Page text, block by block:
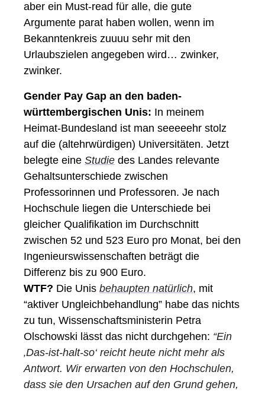
aber ein Must-read für alle, die gute
Argumente parat haben wollen, wenn im
Bekanntenkreis zuuuu sehr mit den
Urlaubszielen angegeben wird… zwinker,
zwinker.
Gender Pay Gap an den baden-
württembergischen Unis: In meinem
Heimat-Bundesland ist man seeeeehr stolz
auf die (altehrwürdigen) Universitäten. Jetzt
belegte eine Studie des Landes relevante
Gehaltsunterschiede zwischen
Professorinnen und Professoren. Je nach
Hochschule liegen die Unterschiede bei
gleicher Qualifikation im Durchschnitt
zwischen 52 und 523 Euro pro Monat, bei den
Ingenieurswissenschaften beträgt die
Differenz bis zu 900 Euro.
WTF? Die Unis behaupten natürlich, mit
“aktiver Ungleichbehandlung” habe das nichts
zu tun, Wissenschaftsministerin Petra
Olschowski lässt das nicht durchgehen: “Ein
‚Das-ist-halt-so‘ reicht heute nicht mehr als
Antwort. Wir erwarten von den Hochschulen,
dass sie den Ursachen auf den Grund gehen,